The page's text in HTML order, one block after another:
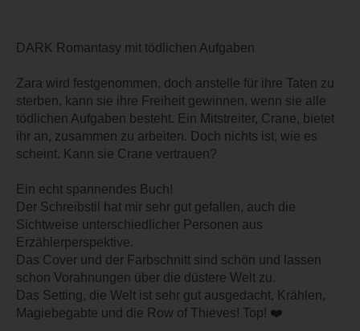
DARK Romantasy mit tödlichen Aufgaben
Zara wird festgenommen, doch anstelle für ihre Taten zu
sterben, kann sie ihre Freiheit gewinnen, wenn sie alle
tödlichen Aufgaben besteht. Ein Mitstreiter, Crane, bietet
ihr an, zusammen zu arbeiten. Doch nichts ist, wie es
scheint. Kann sie Crane vertrauen?
Ein echt spannendes Buch!
Der Schreibstil hat mir sehr gut gefallen, auch die
Sichtweise unterschiedlicher Personen aus
Erzählerperspektive.
Das Cover und der Farbschnitt sind schön und lassen
schon Vorahnungen über die düstere Welt zu.
Das Setting, die Welt ist sehr gut ausgedacht, Krählen,
Magiebegabte und die Row of Thieves! Top! ❤️